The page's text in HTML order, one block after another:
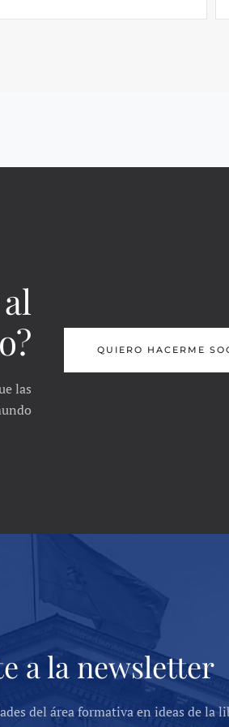
las
QUIERO HACERME
a la newsletter
del área formativa en ideas de la